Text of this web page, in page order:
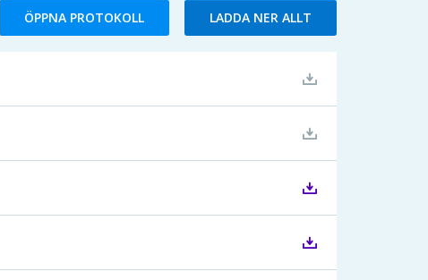
ÖPPNA PROTOKOLL LADDA NER ALLT